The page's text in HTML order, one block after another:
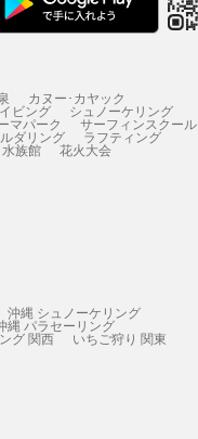
カヌー･カヤック
ビング シュノーケリング
マパーク サーフィンスクール
ダリング ラフティング
水族館 花火大会
沖縄 シュノーケリング
縄 パラセーリング
グ 関西 いちご狩り 関東